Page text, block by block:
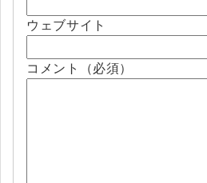
ウェブサイト
コメント（必須）